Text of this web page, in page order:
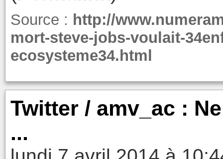
Source : http://
mort-steve-jobs-voulait-
ecosysteme34.html
Twitter / amv_ac :
...